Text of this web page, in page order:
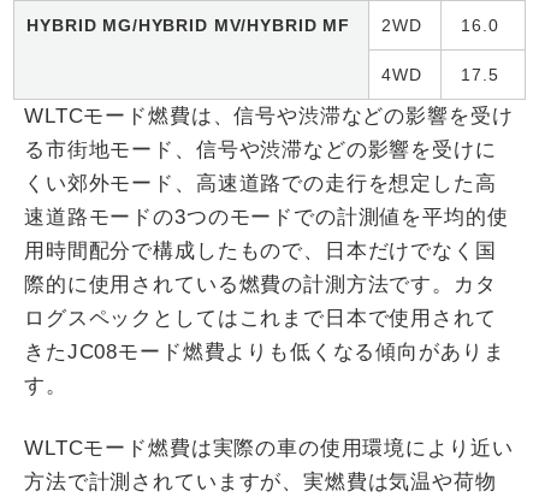
HYBRID MG/HYBRID MV/HYBRID MF 2WD 16.0
4WD 17.5
WLTCモード燃費は、信号や渋滞などの影響を受け
る市街地モード、信号や渋滞などの影響を受けに
くい郊外モード、高速道路での走行を想定した高
速道路モードの3つのモードでの計測値を平均的使
用時間配分で構成したもので、日本だけでなく国
際的に使用されている燃費の計測方法です。カタ
ログスペックとしてはこれまで日本で使用されて
きたJC08モード燃費よりも低くなる傾向がありま
す。
WLTCモード燃費は実際の車の使用環境により近い
方法で計測されていますが、実燃費は気温や荷物